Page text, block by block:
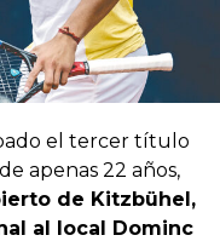
el tercer título
apenas 22 años,
de Kitzbühel,
al local Dominc